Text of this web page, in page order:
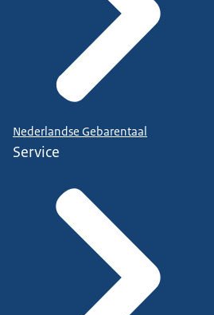
Nederlandse Gebarentaal
Service